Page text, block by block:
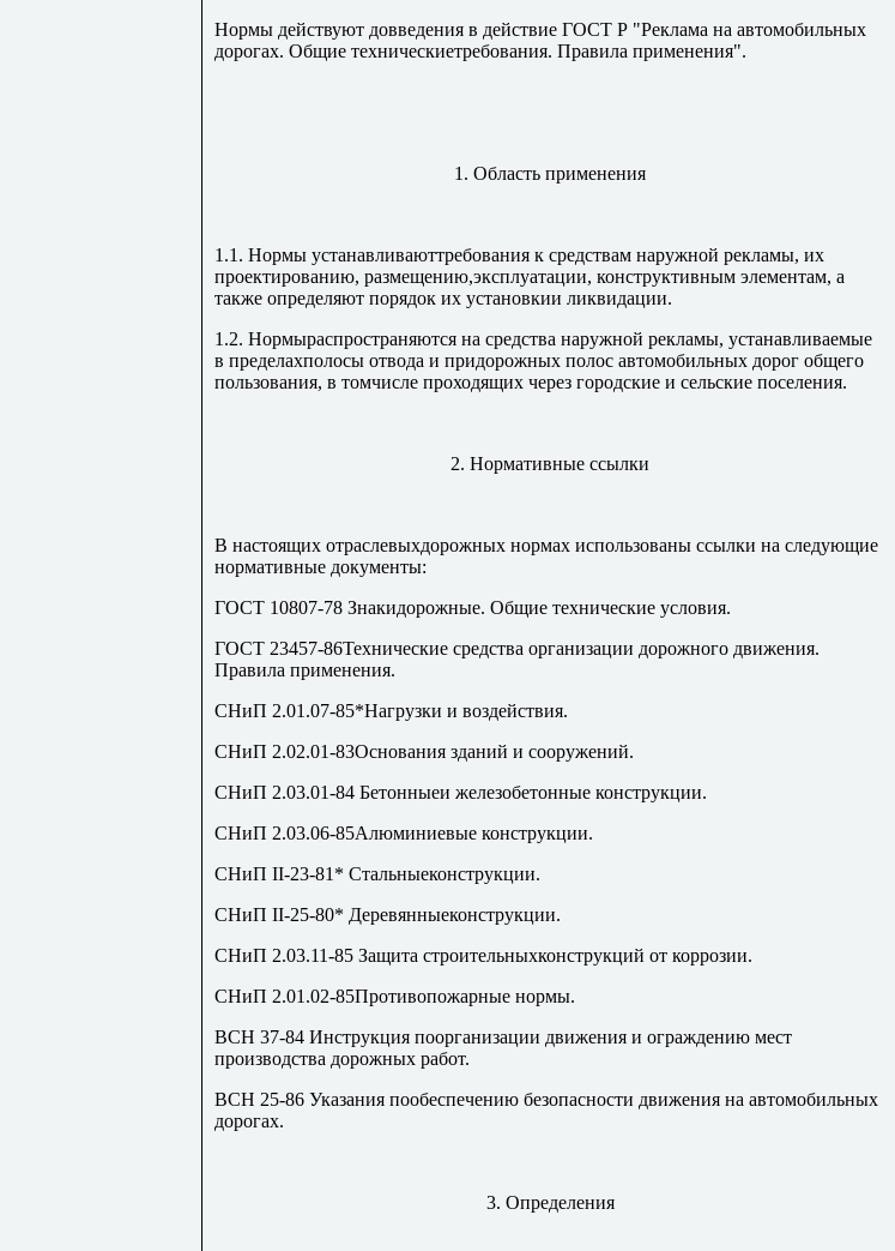
Нормы действуют довведения в действие ГОСТ Р "Реклама на автомобильных
дорогах. Общие техническиетребования. Правила применения".
1. Область применения
1.1. Нормы устанавливаюттребования к средствам наружной рекламы, их
проектированию, размещению,эксплуатации, конструктивным элементам, а
также определяют порядок их установкии ликвидации.
1.2. Нормыраспространяются на средства наружной рекламы, устанавливаемые
в пределахполосы отвода и придорожных полос автомобильных дорог общего
пользования, в томчисле проходящих через городские и сельские поселения.
2. Нормативные ссылки
В настоящих отраслевыхдорожных нормах использованы ссылки на следующие
нормативные документы:
ГОСТ 10807-78 Знакидорожные. Общие технические условия.
ГОСТ 23457-86Технические средства организации дорожного движения.
Правила применения.
СНиП 2.01.07-85*Нагрузки и воздействия.
СНиП 2.02.01-83Основания зданий и сооружений.
СНиП 2.03.01-84 Бетонныеи железобетонные конструкции.
СНиП 2.03.06-85Алюминиевые конструкции.
СНиП II-23-81* Стальныеконструкции.
СНиП II-25-80* Деревянныеконструкции.
СНиП 2.03.11-85 Защита строительныхконструкций от коррозии.
СНиП 2.01.02-85Противопожарные нормы.
ВСН 37-84 Инструкция поорганизации движения и ограждению мест
производства дорожных работ.
ВСН 25-86 Указания пообеспечению безопасности движения на автомобильных
дорогах.
3. Определения